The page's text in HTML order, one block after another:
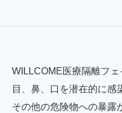
WILLCOME医療隔離フェ
目、鼻、口を潜在的に感
その他の危険物への暴露